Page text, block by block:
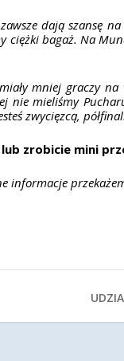
dają szansę
bagaż. Na
mniej graczy
nie mieliśmy
zwycięzcą,
zrobicie mini
informacje